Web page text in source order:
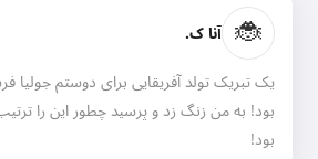
🐞 آنا ک.
یک تبریک تولد آفریقایی برای دوستم جولیا
بود! به من زنگ زد و پرسید چطور این را
بود!